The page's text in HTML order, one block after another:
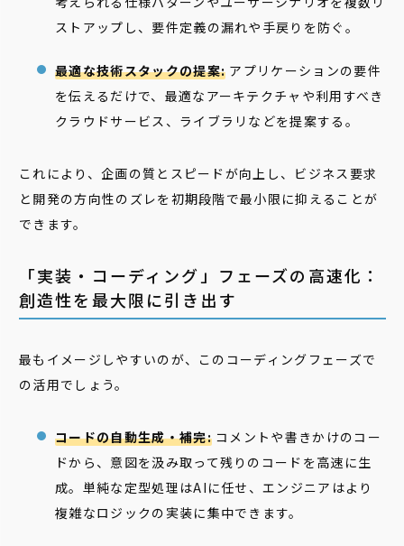
ストアップし、要件定義の漏れや手戻りを防ぐ。
最適な技術スタックの提案: アプリケーションの要件
を伝えるだけで、最適なアーキテクチャや利用すべき
クラウドサービス、ライブラリなどを提案する。
これにより、企画の質とスピードが向上し、ビジネス要求
と開発の方向性のズレを初期段階で最小限に抑えることが
できます。
「実装・コーディング」フェーズの高速化：
創造性を最大限に引き出す
最もイメージしやすいのが、このコーディングフェーズで
の活用でしょう。
コードの自動生成・補完:コメントや書きかけのコー
ドから、意図を汲み取って残りのコードを高速に生
成。単純な定型処理はAIに任せ、エンジニアはより
複雑なロジックの実装に集中できます。